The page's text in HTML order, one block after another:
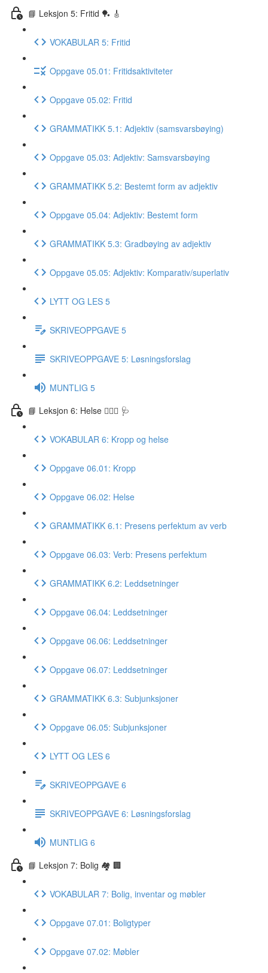
📘 Leksjon 5: Fritid 🏓 🎸
VOKABULAR 5: Fritid
Oppgave 05.01: Fritidsaktiviteter
Oppgave 05.02: Fritid
GRAMMATIKK 5.1: Adjektiv (samsvarsbøying)
Oppgave 05.03: Adjektiv: Samsvarsbøying
GRAMMATIKK 5.2: Bestemt form av adjektiv
Oppgave 05.04: Adjektiv: Bestemt form
GRAMMATIKK 5.3: Gradbøying av adjektiv
Oppgave 05.05: Adjektiv: Komparativ/superlativ
LYTT OG LES 5
SKRIVEOPPGAVE 5
SKRIVEOPPGAVE 5: Løsningsforslag
MUNTLIG 5
📘 Leksjon 6: Helse 🏃🏻‍♀️ 🩺
VOKABULAR 6: Kropp og helse
Oppgave 06.01: Kropp
Oppgave 06.02: Helse
GRAMMATIKK 6.1: Presens perfektum av verb
Oppgave 06.03: Verb: Presens perfektum
GRAMMATIKK 6.2: Leddsetninger
Oppgave 06.04: Leddsetninger
Oppgave 06.06: Leddsetninger
Oppgave 06.07: Leddsetninger
GRAMMATIKK 6.3: Subjunksjoner
Oppgave 06.05: Subjunksjoner
LYTT OG LES 6
SKRIVEOPPGAVE 6
SKRIVEOPPGAVE 6: Løsningsforslag
MUNTLIG 6
📘 Leksjon 7: Bolig 🏘 🏢
VOKABULAR 7: Bolig, inventar og møbler
Oppgave 07.01: Boligtyper
Oppgave 07.02: Møbler